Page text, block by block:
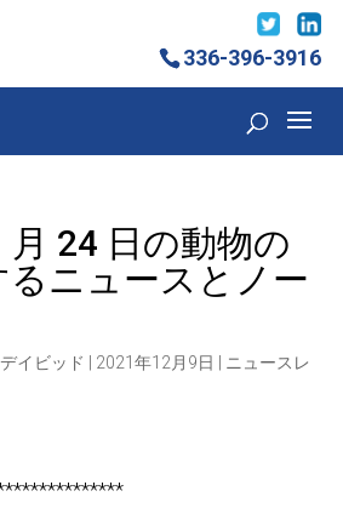
336-396-3916
月 24 日の動物の
ニュースとノー
イビッド 2021年12月9日
ニュースレ